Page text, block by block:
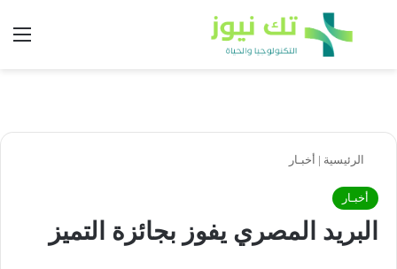
بحث عن
الرئيسية | أخبـار
أخبـار
البريد المصري يفوز بجائزة التميز